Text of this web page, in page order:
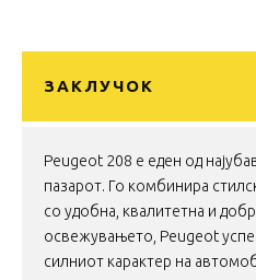
ЗАКЛУЧОК
Peugeot 208 е еден од
пазарот. Го комбинира
со удобна, квалитетна и
освежувањето, Peugeot
силниот карактер на